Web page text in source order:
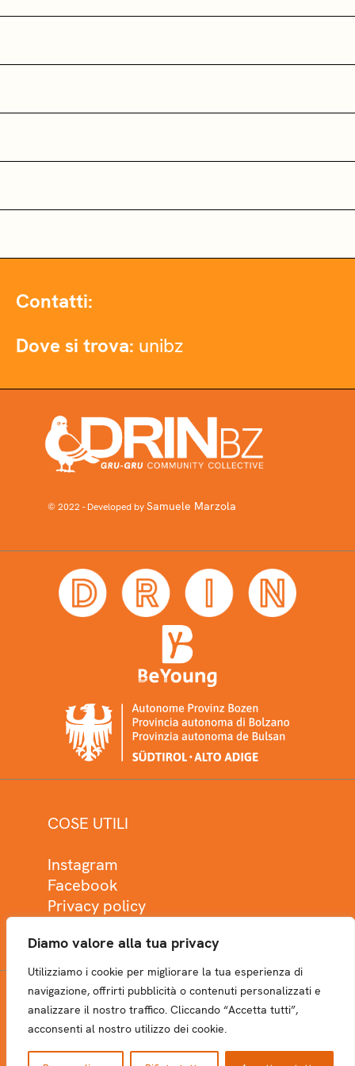
Diamo valore alla tua privacy
Utilizziamo i cookie per migliorare la tua esperienza di
navigazione, offrirti pubblicità o contenuti personalizzati e
analizzare il nostro traffico. Cliccando “Accetta tutti”,
acconsenti al nostro utilizzo dei cookie.
Contatti:
Dove si trova: unibz
© 2022 - Developed bySamuele Marzola
COSE UTILI
Instagram
Facebook
Privacy policy
NEWSLETTER